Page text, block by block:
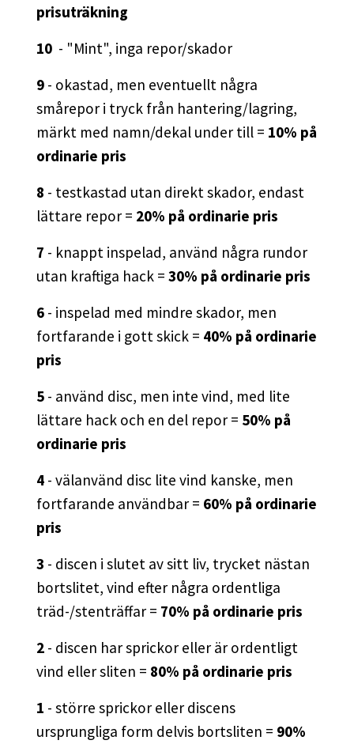
prisuträkning
10 - "Mint", inga repor/skador
9 - okastad, men eventuellt några
smårepor i tryck från hantering/lagring,
märkt med namn/dekal under till = 10% på
ordinarie pris
8 - testkastad utan direkt skador, endast
lättare repor = 20% på ordinarie pris
7 - knappt inspelad, använd några rundor
utan kraftiga hack = 30% på ordinarie pris
6 - inspelad med mindre skador, men
fortfarande i gott skick = 40% på ordinarie
pris
5 - använd disc, men inte vind, med lite
lättare hack och en del repor = 50% på
ordinarie pris
4 - välanvänd disc lite vind kanske, men
fortfarande användbar = 60% på ordinarie
pris
3 - discen i slutet av sitt liv, trycket nästan
bortslitet, vind efter några ordentliga
träd-/stenträffar = 70% på ordinarie pris
2 - discen har sprickor eller är ordentligt
vind eller sliten = 80% på ordinarie pris
1 - större sprickor eller discens
ursprungliga form delvis bortsliten = 90%